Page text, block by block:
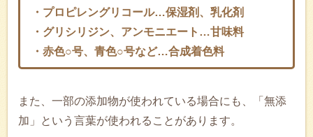
・プロピレングリコール…保湿剤、乳化剤
・グリシリジン、アンモニエート…甘味料
・赤色○号、青色○号など…合成着色料
また、一部の添加物が使われている場合にも、「無添
加」という言葉が使われることがあります。